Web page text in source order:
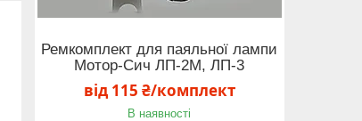
Ремкомплект для паяльної лампи
Мотор-Сич ЛП-2М, ЛП-3
від 115 ₴/комплект
В наявності